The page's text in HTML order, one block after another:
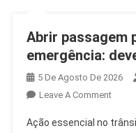
Abrir passagem
emergência:
5 De Agosto De 2026
Leave A CommentOn
Ação essencial no